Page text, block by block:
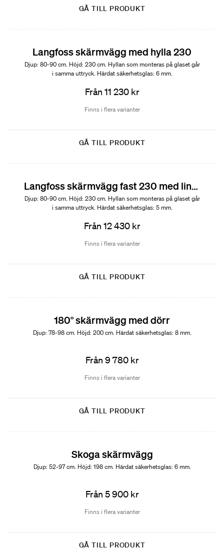
GÅ TILL PRODUKT
Langfoss skärmvägg med hylla 230
Djup: 80-90 cm. Höjd: 230 cm. Hyllan som monteras på glaset går
i samma uttryck. Härdat säkerhetsglas: 6 mm.
Från 11 230 kr
Finns i flera varianter
GÅ TILL PRODUKT
Langfoss skärmvägg fast 230 med linjeglas och hylla
Djup: 80-90 cm. Höjd: 230 cm. Hyllan som monteras på glaset går
i samma uttryck. Härdat säkerhetsglas: 5 mm.
Från 12 430 kr
Finns i flera varianter
GÅ TILL PRODUKT
180° skärmvägg med dörr
Djup: 78-98 cm. Höjd: 200 cm. Härdat säkerhetsglas: 8 mm.
Från 9 780 kr
Finns i flera varianter
GÅ TILL PRODUKT
Skoga skärmvägg
Djup: 52-97 cm. Höjd: 198 cm. Härdat säkerhetsglas: 6 mm.
Från 5 900 kr
Finns i flera varianter
GÅ TILL PRODUKT